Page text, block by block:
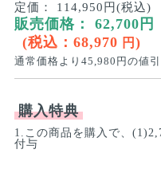
定価：
114,950円(税込)
販売価格： 62,700 円
(税込： 68,970 円 )
通常価格より 45,980 円の値引
購入特典
1.この商品を購入で、
付与